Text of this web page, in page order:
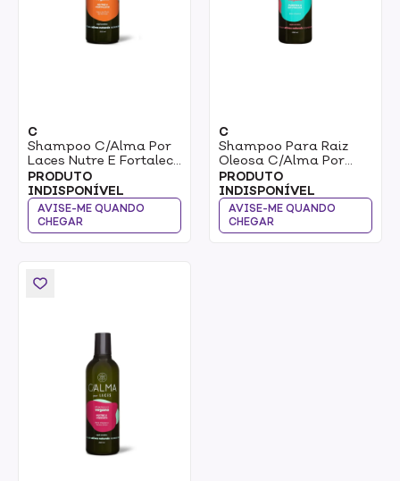
C
Shampoo C/Alma Por
Laces Nutre E Fortalece
300ml
PRODUTO
INDISPONÍVEL
AVISE-ME QUANDO
CHEGAR
C
Shampoo Para Raiz
Oleosa C/Alma Por
LacesPurifica &
Revitaliza 300ml
PRODUTO
INDISPONÍVEL
AVISE-ME QUANDO
CHEGAR